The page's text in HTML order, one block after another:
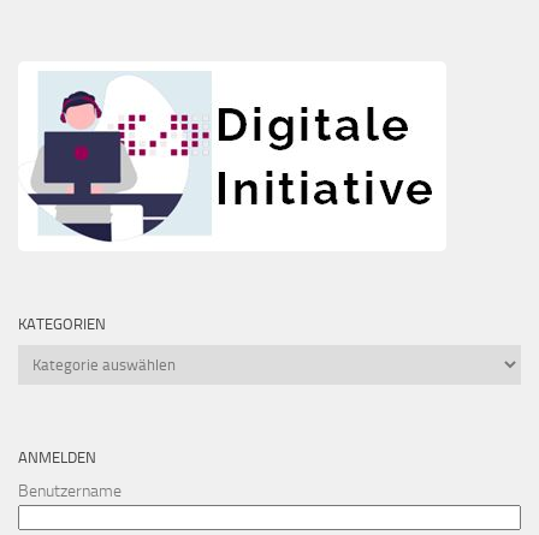
KATEGORIEN
Kategorien
ANMELDEN
Benutzername